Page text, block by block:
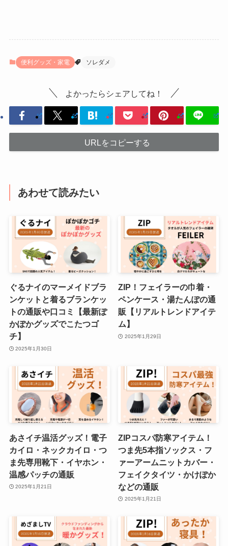
便利グッズ・家電 ソレダメ
よかったらシェアしてね！
URLをコピーする
あわせて読みたい
ぐるナイのマーメイドブラ
ンケットと着るブランケッ
トの通販や口コミ【最新ぽ
かぽかグッズでこたつゴ
チ】
2025年1月30日
ZIP！フェイラーの巾着・
ペンケース・湯たんぽの通
販【リアルトレンドアイテ
ム】
2025年1月29日
あさイチ温活グッズ！電子
カイロ・ネックカイロ・つ
ま先専用靴下・イヤホン・
温感パッチの通販
2025年1月21日
ZIPコスパ防寒アイテム！
つま先5本指ソックス・フ
ァーアームニットカバー・
フェイクタイツ・かけぽか
などの通販
2025年1月21日